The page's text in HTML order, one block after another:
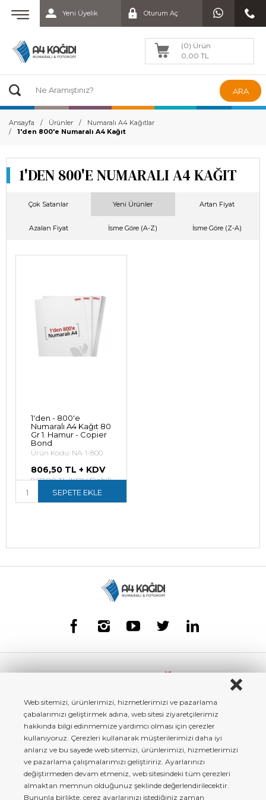
Yeni Üyelik Oturum Aç
(0) Ürün
0,00 TL
ARA
Ansayfa Ürünler
Numaralı A4 Kağıtlar
1'den 800'e Numaralı A4 Kağıt
1'DEN 800'E NUMARALI A4 KAĞIT
Çok Satanlar Yeni Ürünler Artan Fiyat
Azalan Fiyat İsme Göre (A-Z) İsme Göre (Z-A)
1'den - 800'e
Numaralı A4 Kağıt 80
Gr 1. Hamur - Copier
Bond
Ürün Kodu: NA-1-800
806,50 TL + KDV
967,80 TL (KDV Dahil)
SEPETE EKLE
Web sitemizi, ürünlerimizi, hizmetlerimizi ve pazarlama
çabalarımızı geliştirmek adına, web sitesi ziyaretçilerimiz
hakkında bilgi edinmemize yardımcı olması için çerezler
kullanıyoruz. Çerezleri kullanarak müşterilerimizi daha iyi
anlarız ve bu sayede web sitemizi, ürünlerimizi, hizmetlerimizi
ve pazarlama çalışmalarımızı geliştiririz. Ayarlarınızı
değiştirmeden devam etmeniz, web sitesindeki tüm çerezleri
almaktan memnun olduğunuz şeklinde değerlendirilecektir.
Bununla birlikte, çerez ayarlarınızı istediğiniz zaman